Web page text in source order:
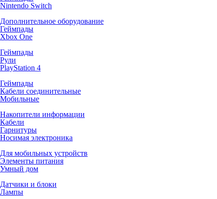
Nintendo Switch
Дополнительное оборудование
Геймпады
Xbox One
Геймпады
Рули
PlayStation 4
Геймпады
Кабели соединительные
Мобильные
Накопители информации
Кабели
Гарнитуры
Носимая электроника
Для мобильных устройств
Элементы питания
Умный дом
Датчики и блоки
Лампы